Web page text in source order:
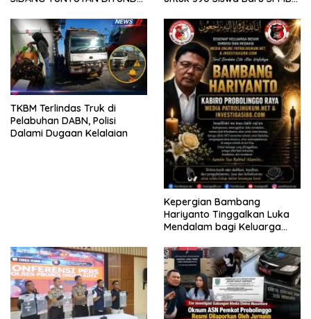
MENGAMUK DI PN MALANG
TKBM Terlindas Truk di
Pelabuhan DABN, Polisi
Dalami Dugaan Kelalaian
Kepergian Bambang
Hariyanto Tinggalkan Luka
Mendalam bagi Keluarga